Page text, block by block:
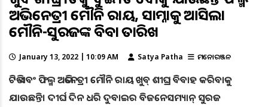
ଅଭିନେତ୍ରୀ ମୌନି ରାୟ, ସାମ୍ନାକୁ ଆସିଲା
ମୌନି-ସୁରଜଙ୍କ ବିବାହ ତାରିଖ
January 13, 2022 | 10:09 AM Satya Patha ମନୋରଞ୍ଜନ
ଟିଭି ଏବଂ ଫିଲ୍ମ ଅଭିନେତ୍ରୀ ମୌନି ରାୟ ଖୁବ୍ ଶୀଘ୍ର ବିବାହ କରିବାକୁ
ଯାଉଛନ୍ତି। ଦୀର୍ଘ ଦିନ ଧରି ଦୁବାଇର ବିଜନେସମ୍ୟାନ୍ ସୁରଜ